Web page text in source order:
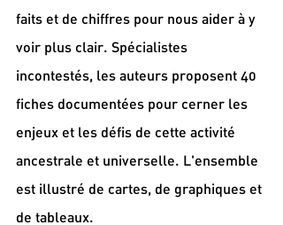
faits et de chiffres pour nous aider à y
voir plus clair. Spécialistes
incontestés, les auteurs proposent 40
fiches documentées pour cerner les
enjeux et les défis de cette activité
ancestrale et universelle. L'ensemble
est illustré de cartes, de graphiques et
de tableaux.